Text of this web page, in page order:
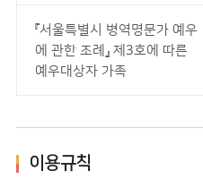
『서울특별시 병역명문가 예우
에 관한 조례』 제3호에 따른
예우대상자 가족
이용규칙